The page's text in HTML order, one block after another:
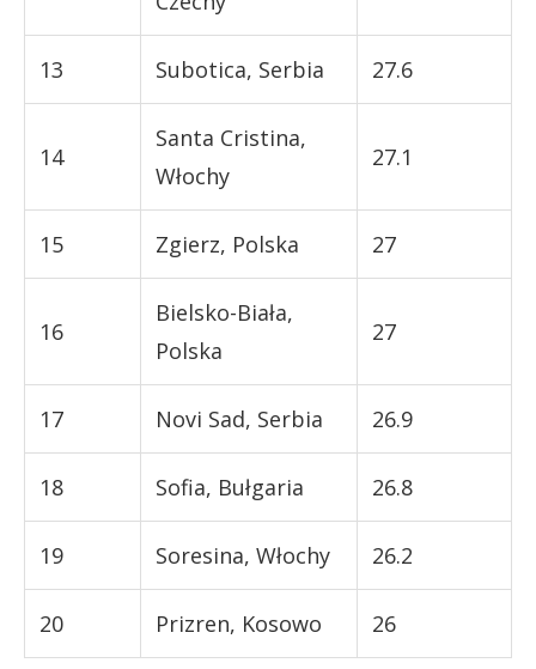
13 Subotica, Serbia 27.6
14
Santa Cristina,
Włochy
27.1
15 Zgierz, Polska 27
16
Bielsko-Biała,
Polska
27
17 Novi Sad, Serbia 26.9
18 Sofia, Bułgaria 26.8
19 Soresina, Włochy 26.2
20 Prizren, Kosowo 26